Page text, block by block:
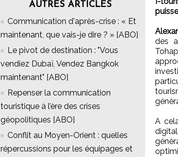
AUTRES ARTICLES
Communication d'après-crise : « Et
maintenant, que vais-je dire ? » [ABO]
Le pivot de destination : "Vous
vendiez Dubaï, Vendez Bangkok
maintenant" [ABO]
Repenser la communication
touristique à l’ère des crises
géopolitiques [ABO]
Conflit au Moyen-Orient : quelles
répercussions pour les équipages et
des
A